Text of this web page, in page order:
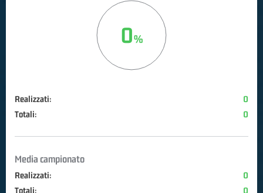
0
Realizzati:
0
Totali:
0
Media campionato
Realizzati:
0
Totali:
0